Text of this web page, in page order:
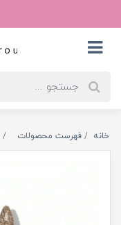
خانه فهرست محصولات